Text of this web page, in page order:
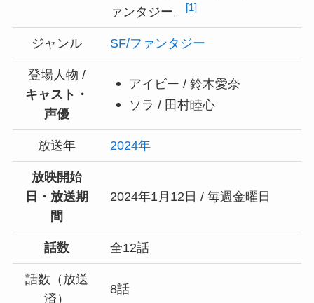
ァンタジー。
[1]
ジャンル SF/ファンタジー
登場人物 /
キャスト・
声優
アイビー / 鈴木愛奈
ソラ / 田村睦心
放送年 2024年
放映開始
日・放送期
間
2024年1月12日 / 毎週金曜日
話数 全12話
話数（放送
済）
8話